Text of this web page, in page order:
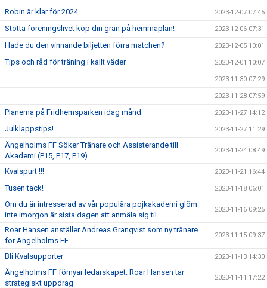
Robin är klar för 2024 2023-12-07 07:45
Stötta föreningslivet köp din gran på hemmaplan! 2023-12-06 07:31
Hade du den vinnande biljetten förra matchen? 2023-12-05 10:01
Tips och råd för träning i kallt väder 2023-12-01 10:07
2023-11-30 07:29
2023-11-28 07:59
Planerna på Fridhemsparken idag månd 2023-11-27 14:12
Julklappstips! 2023-11-27 11:29
Ängelholms FF Söker Tränare och Assisterande till
Akademi (P15, P17, P19)
2023-11-24 08:49
Kvalspurt !!! 2023-11-21 16:44
Tusen tack! 2023-11-18 06:01
Om du är intresserad av vår populära pojkakademi glöm
inte imorgon är sista dagen att anmäla sig til
2023-11-16 09:25
Roar Hansen anställer Andreas Granqvist som ny tränare
för Ängelholms FF
2023-11-15 09:37
Bli Kvalsupporter 2023-11-13 14:30
Ängelholms FF förnyar ledarskapet: Roar Hansen tar
strategiskt uppdrag
2023-11-11 17:22